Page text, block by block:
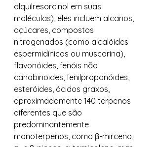
alquilresorcinol em suas
moléculas), eles incluem alcanos,
açúcares, compostos
nitrogenados (como alcalóides
espermidínicos ou muscarina),
flavonóides, fenóis não
canabinoides, fenilpropanóides,
esteróides, ácidos graxos,
aproximadamente 140 terpenos
diferentes que são
predominantemente
monoterpenos, como β-mirceno,